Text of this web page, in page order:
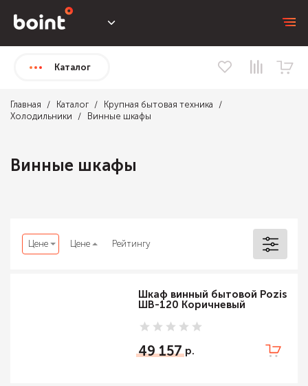
Каталог
Главная Каталог
Крупная бытовая техника
Холодильники
Винные шкафы
Винные шкафы
Цене Цене Рейтингу
Шкаф винный бытовой Pozis
ШВ-120 Коричневый
49 157